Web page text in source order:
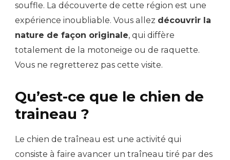
souffle. La découverte de cette région est une
expérience inoubliable. Vous allez découvrir la
nature de façon originale, qui diffère
totalement de la motoneige ou de raquette.
Vous ne regretterez pas cette visite.
Qu’est-ce que le chien de
traineau ?
Le chien de traîneau est une activité qui
consiste à faire avancer un traîneau tiré par des